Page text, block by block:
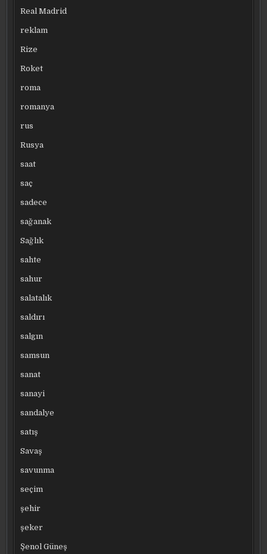
Real Madrid
reklam
Rize
Roket
roma
romanya
rus
Rusya
saat
saç
sadece
sağanak
Sağlık
sahte
sahur
salatalık
saldırı
salgın
samsun
sanat
sanayi
sandalye
satış
Savaş
savunma
seçim
şehir
şeker
Şenol Güneş